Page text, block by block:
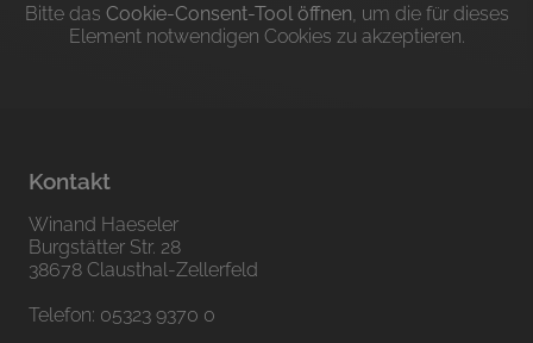
Bitte das Cookie-Consent-Tool öffnen , um die für dieses
Element notwendigen Cookies zu akzeptieren.
Kontakt
Winand Haeseler
Burgstätter Str. 28
38678 Clausthal-Zellerfeld
Telefon: 05323 9370 0